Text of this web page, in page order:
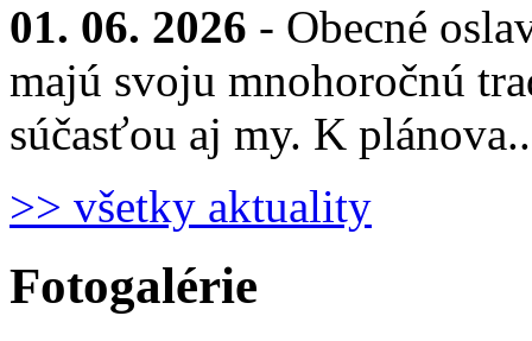
01. 06. 2026 - Obecné
majú svoju mnohoročnú
súčasťou aj my. K
>> všetky aktuality
Fotogalérie